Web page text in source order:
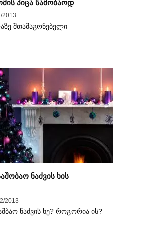
პიცა საშობაოდ
2013
შთამაგონებელი
ნაძვის ხის
2013
ნაძვის ხე? როგორია ის?